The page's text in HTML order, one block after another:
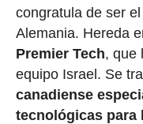
congratula de ser
Alemania. Hereda
Premier Tech, que
equipo Israel. Se
canadiense
tecnológicas para